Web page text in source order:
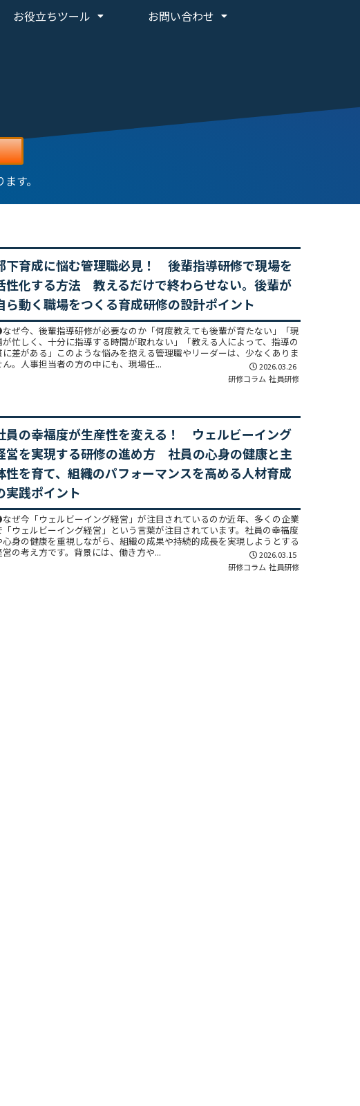
お役立ちツール お問い合わせ
す。
下育成に悩む管理職必見！ 後輩指導研修で現場を
性化する方法 教えるだけで終わらせない。後輩が
ら動く職場をつくる育成研修の設計ポイント
ぜ今、後輩指導研修が必要なのか「何度教えても後輩が育たない」「現
が忙しく、十分に指導する時間が取れない」「教える人によって、指導の
に差がある」このような悩みを抱える管理職やリーダーは、少なくありま
ん。人事担当者の方の中にも、現場任...
2026.03.26
研修コラム 社員研修
員の幸福度が生産性を変える！ ウェルビーイング
営を実現する研修の進め方 社員の心身の健康と主
性を育て、組織のパフォーマンスを高める人材育成
実践ポイント
ぜ今「ウェルビーイング経営」が注目されているのか近年、多くの企業
「ウェルビーイング経営」という言葉が注目されています。社員の幸福度
心身の健康を重視しながら、組織の成果や持続的成長を実現しようとする
営の考え方です。背景には、働き方や...
2026.03.15
研修コラム 社員研修